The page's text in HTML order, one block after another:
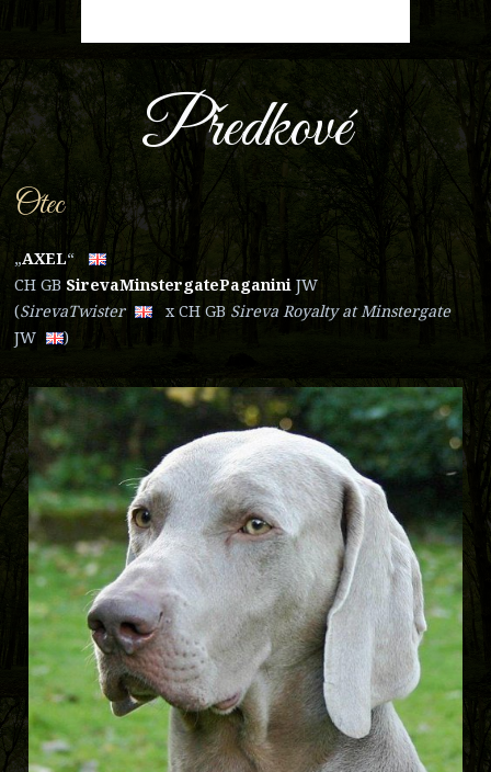
Předkové
Otec
„AXEL“
CH GB SirevaMinstergatePaganini JW
​(SirevaTwister x CH GB Sireva Royalty at Minstergate
JW
)